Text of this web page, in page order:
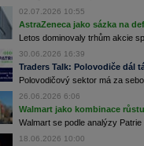
02.07.2026 10:55
AstraZeneca jako sázka na
Letos dominovaly trhům akcie
30.06.2026 16:39
Traders Talk: Polovodiče dál
Polovodičový sektor má za
26.06.2026 6:06
Walmart jako kombinace
Walmart se podle analýzy
18.06.2026 10:00